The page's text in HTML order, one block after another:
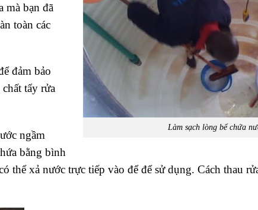
Làm sạch lòng bể chứa
mà bạn đã
toàn các
đảm bảo
tẩy rửa
ngầm
bằng bình
thể xả nước trực tiếp vào để để sử dụng. Cách thau